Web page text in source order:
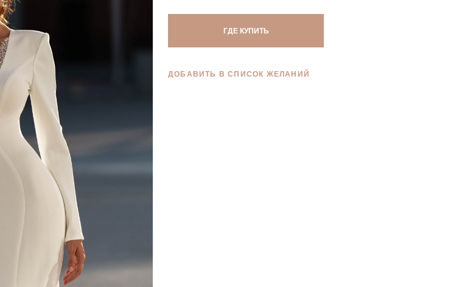
ГДЕ КУПИТЬ
ДОБАВИТЬ В СПИСОК ЖЕЛАНИЙ